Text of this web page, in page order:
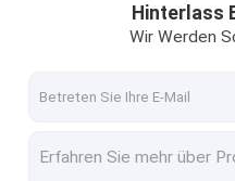
Hinterlass
Wir Werden